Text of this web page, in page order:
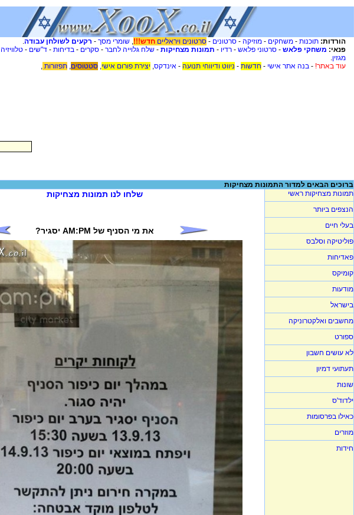
הורדות: תוכנות - משחקים - מוזיקה - סרטונים - סרטונים ויראליים חדש!!!, שומרי מסך - רקעים לשולחן עבודה.
פנאי: משחקי פלאש - סרטוני פלאש - רדיו - תמונות מצחיקות - שלח גלוייה לחבר - סקרים - בדיחות - ד"שים - טלוויזיה
מגזין.
עוד באתר! - בנה אתר אישי - חדשות - ניווט ודיווחי תנועה - אינדקס, יצירת פורום אישי, סטטוסים, תפזורות ,
ברוכים הבאים למדור התמונות מצחיקות
תמונות מצחיקות ראשי
הנצפים ביותר
בעלי חיים
פוליטיקה וסלבס
פאדיחות
קומיקס
מודעות
בישראל
מחשבים ואלקטרוניקה
ספורט
לא עושים חשבון
תעתועי דמיון
שונות
ילדוד'ס
כאילו בפרסומות
מוזרים
חידות
שלחו לנו תמונות מצחיקות
את מי הסניף של AM:PM יסגיר?